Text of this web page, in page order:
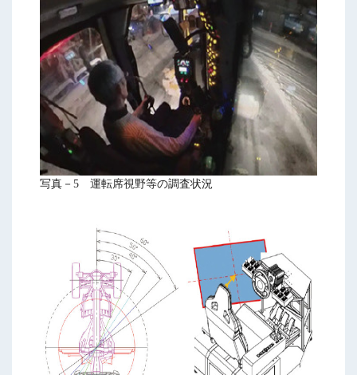
写真－5 運転席視野等の調査状況